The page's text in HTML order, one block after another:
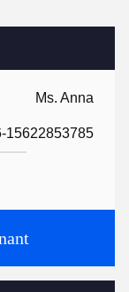
Ms. Anna
15622853785